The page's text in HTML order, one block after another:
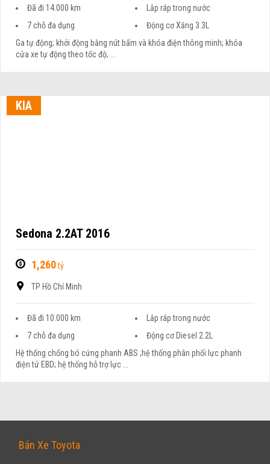
Đã đi 14.000 km
Lắp ráp trong nước
7 chỗ đa dụng
Động cơ Xăng 3.3L
Ga tự động; khởi động bằng nút bấm và khóa điện thông minh; khóa
cửa xe tự động theo tốc độ; ...
KIA
Sedona 2.2AT 2016
1,260tỷ
TP Hồ Chí Minh
Đã đi 10.000 km
Lắp ráp trong nước
7 chỗ đa dụng
Động cơ Diesel 2.2L
Hệ thống chống bó cứng phanh ABS ;hệ thống phân phối lực phanh
điện tử EBD; hệ thống hỗ trợ lực ...
Bán Xe Toyota